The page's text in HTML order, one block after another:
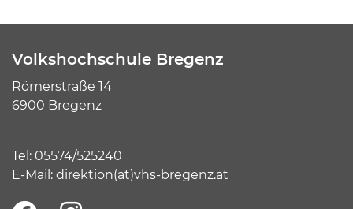
Volkshochschule Bregenz
Römerstraße 14
6900 Bregenz
Tel: 05574/525240
E-Mail: direktion(at)vhs-bregenz.at